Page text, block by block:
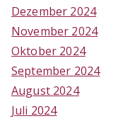
Dezember 2024
November 2024
Oktober 2024
September 2024
August 2024
Juli 2024